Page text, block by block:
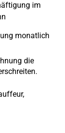
im
monatlich
die